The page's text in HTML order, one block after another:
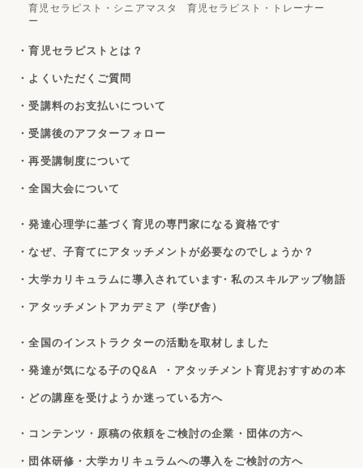
育児セラピスト・シニアマスタ
ー
育児セラピスト・トレーナー
・育児セラピストとは？
・よくいただくご質問
・受講料のお支払いについて
・受講後のアフターフォロー
・再受講制度について
・全国大会について
・発達心理学に基づく育児の専門家になる資格です
・なぜ、子育てにアタッチメントが必要なのでしょうか？
・大学カリキュラムに導入されています・私のスキルアップ物語
・アタッチメントアカデミア（学び舎）
・全国のインストラクターの活動を取材しました
・発達が気になる子のQ&A ・アタッチメント育児おすすめの本
・どの講座を受けようか迷っている方へ
・コンテンツ・原稿の依頼をご検討の企業・団体の方へ
・団体研修・大学カリキュラムへの導入をご検討の方へ